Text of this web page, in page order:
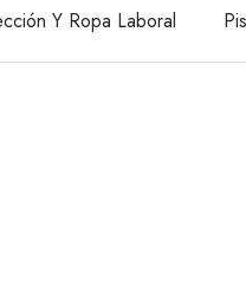
Y Ropa Laboral